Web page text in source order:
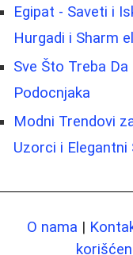
Egipat - Saveti i
Hurgadi i Sharm
Sve Što Treba
Podocnjaka
Modni Trendovi
Uzorci i Elegantni
O nama |